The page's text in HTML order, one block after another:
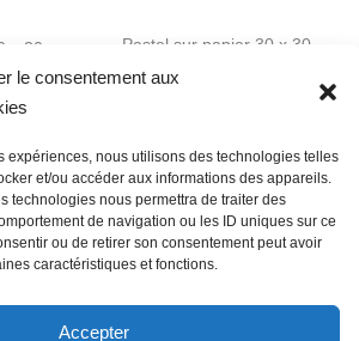
le consentement aux
expériences, nous utilisons des technologies telles
et/ou accéder aux informations des appareils.
technologies nous permettra de traiter des
de navigation ou les ID uniques sur ce
ou de retirer son consentement peut avoir
caractéristiques et fonctions.
Accepter
x 30
Pastel sur papier 30 x 30
cm
Conditions Générales de Ventes
Mentions légales